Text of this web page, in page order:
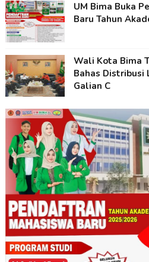
UM Bima Buka
Baru Tahun
Wali Kota Bima
Bahas Distribusi
Galian C